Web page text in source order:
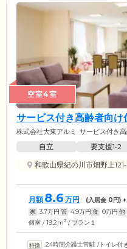
空室4室
サービス付き高齢者向け
株式会社大東アルミ サービス付き
自立 要支援1•2
和歌山県紀の川市畑野上121-
月額 8.6 万円 (入居金 0円)
家 3.7万円 管 4.9万円 食 0万円 他
個室 / 19.2m2 / プラン１
24時間介護士常駐 /トイレ付